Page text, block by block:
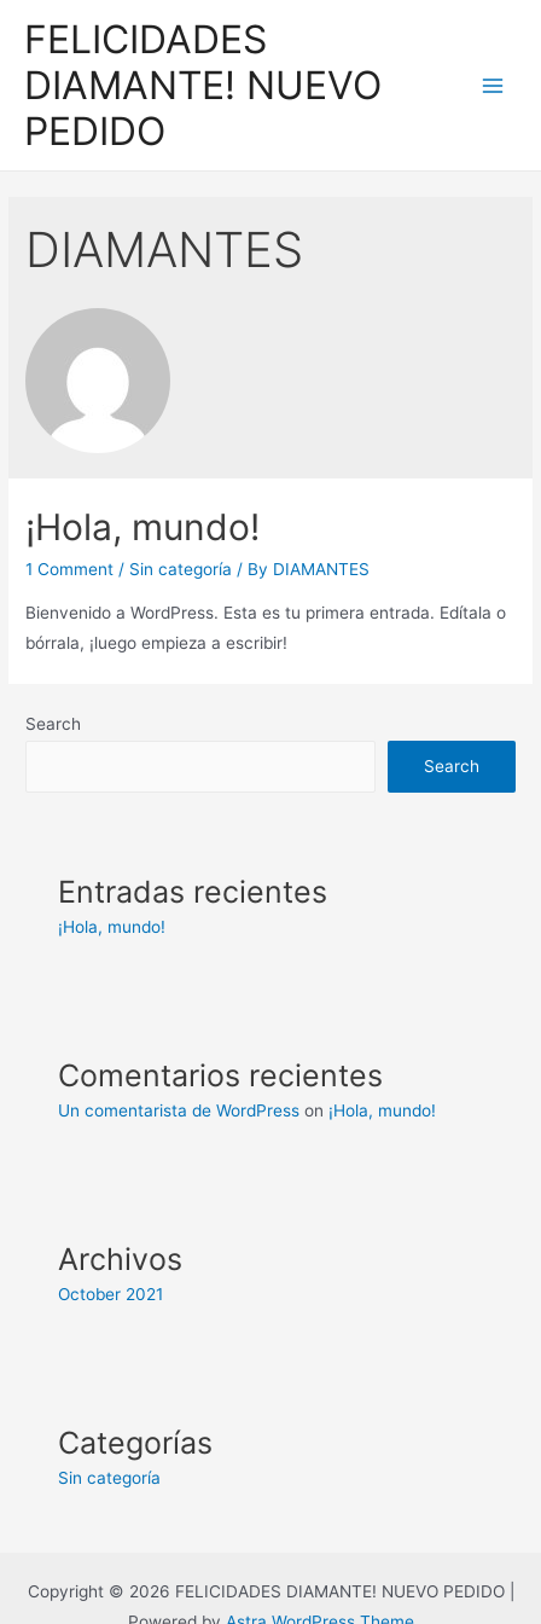
FELICIDADES
DIAMANTE! NUEVO
PEDIDO
DIAMANTES
¡Hola, mundo!
1 Comment / Sin categoría / By DIAMANTES
Bienvenido a WordPress. Esta es tu primera entrada. Edítala o
bórrala, ¡luego empieza a escribir!
Search
Search
Entradas recientes
¡Hola, mundo!
Comentarios recientes
Un comentarista de WordPress on ¡Hola, mundo!
Archivos
October 2021
Categorías
Sin categoría
Copyright © 2026 FELICIDADES DIAMANTE! NUEVO PEDIDO |